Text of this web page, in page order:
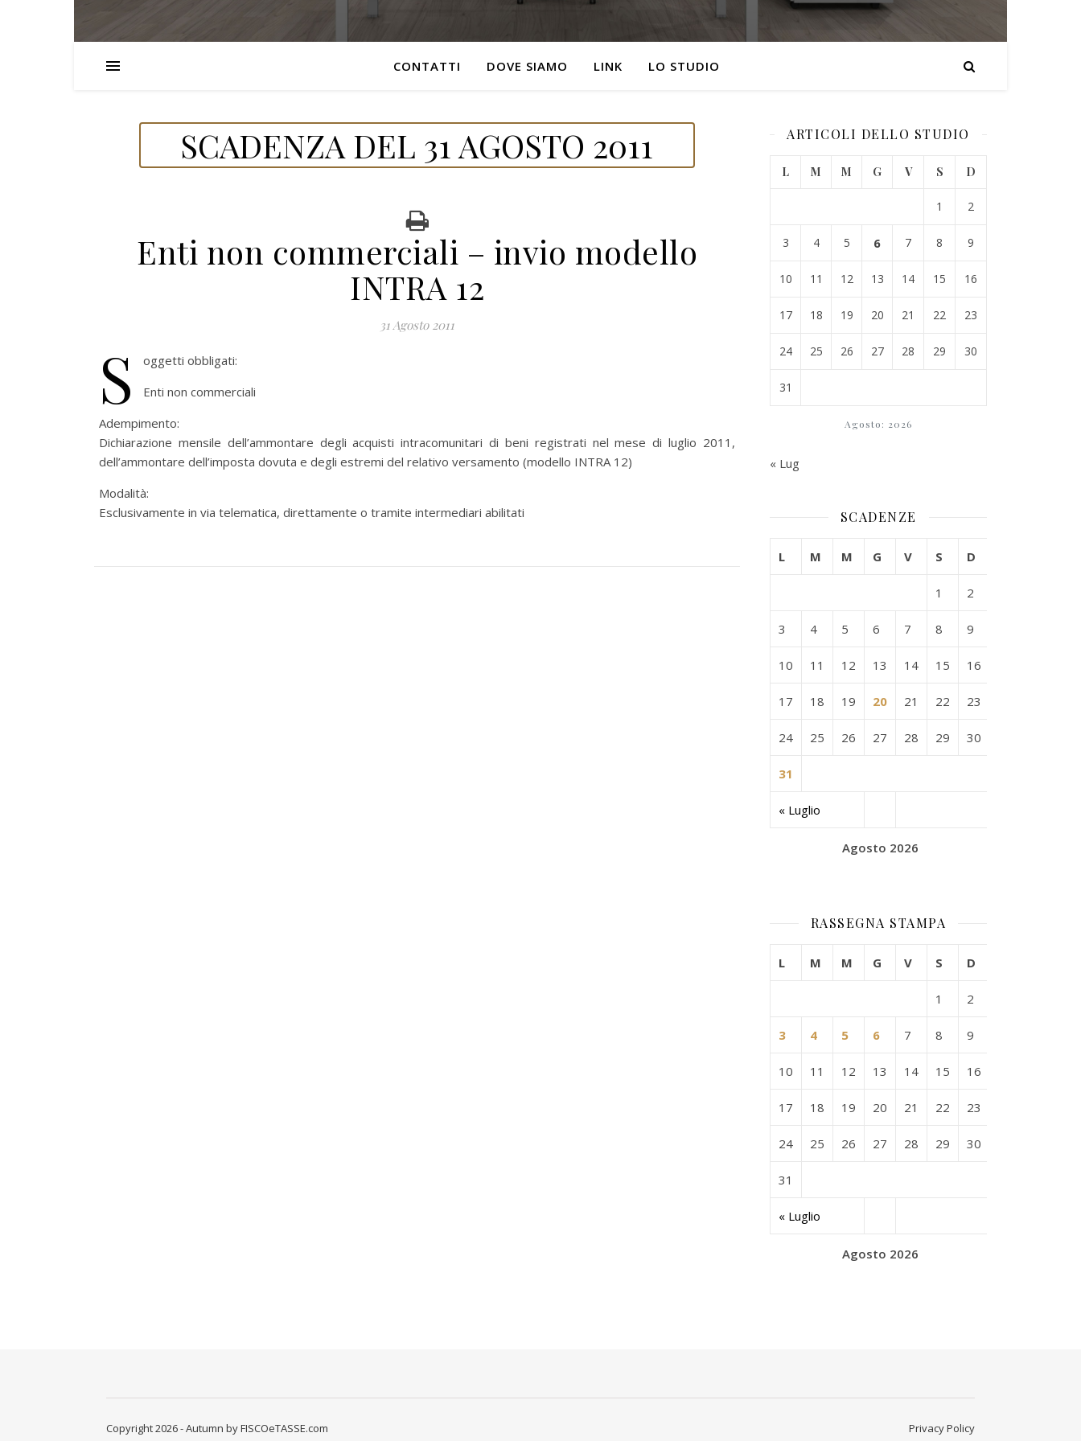
CONTATTI DOVE SIAMO LINK LO STUDIO
SCADENZA DEL 31 AGOSTO 2011
Enti non commerciali – invio modello
INTRA 12
31 Agosto 2011
S
oggetti obbligati:
Enti non commerciali
Adempimento:
Dichiarazione mensile dell’ammontare degli acquisti intracomunitari di beni registrati nel mese di luglio 2011,
dell’ammontare dell’imposta dovuta e degli estremi del relativo versamento (modello INTRA 12)
Modalità:
Esclusivamente in via telematica, direttamente o tramite intermediari abilitati
ARTICOLI DELLO STUDIO
Agosto: 2026
L M M G V S D
1 2
3 4 5 6 7 8 9
10 11 12 13 14 15 16
17 18 19 20 21 22 23
24 25 26 27 28 29 30
31
« Lug
SCADENZE
Agosto 2026
L M M G V S D
« Luglio
1 2
3 4 5 6 7 8 9
10 11 12 13 14 15 16
17 18 19 20 21 22 23
24 25 26 27 28 29 30
31
RASSEGNA STAMPA
Agosto 2026
L M M G V S D
« Luglio
1 2
3 4 5 6 7 8 9
10 11 12 13 14 15 16
17 18 19 20 21 22 23
24 25 26 27 28 29 30
31
Privacy Policy
Copyright 2026 - Autumn by FISCOeTASSE.com